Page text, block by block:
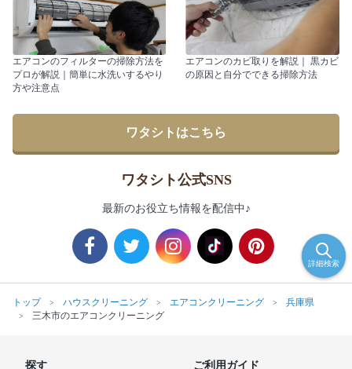
エアコンのフィルターの掃除方法を
プロが解説｜簡単に水洗いするやり
方や注意点
エアコンのカビ取りを解説｜ 黒カビ
の原因と自分でできる掃除方法
ワタシトはこちら
ワタシト公式SNS
最新のお役立ち情報を配信中♪
トップ ハウスクリーニング エアコンクリーニング
兵庫県
三木市のエアコンクリーニング
詳細検索
探す ご利用ガイド